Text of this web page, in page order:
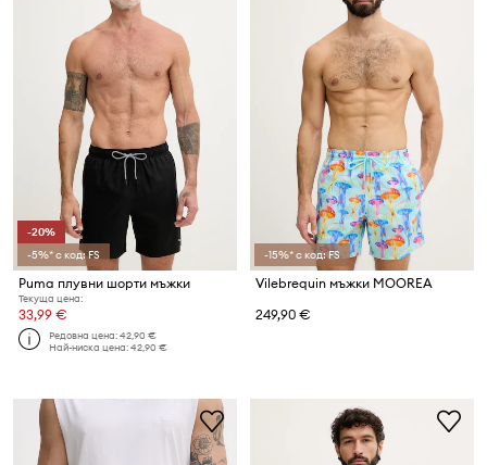
-20%
-5%* с код: FS
Puma плувни шорти мъжки
Текуща цена:
33,99 €
Редовна цена:42,90 €
Най-ниска цена:42,90 €
-15%* с код: FS
Vilebrequin мъжки MOOREA
249,90 €